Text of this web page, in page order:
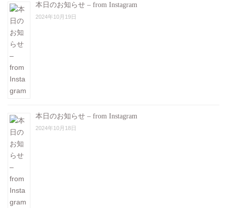
本日のお知らせ – from Instagram
2024年10月19日
本日のお知らせ – from Instagram
2024年10月18日